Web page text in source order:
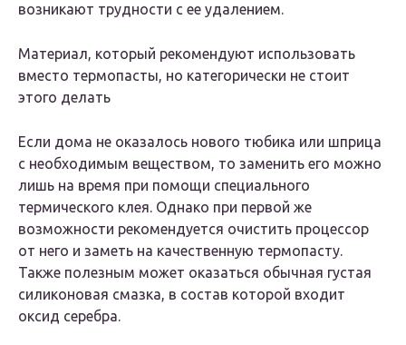
возникают трудности с ее удалением.
Материал, который рекомендуют использовать
вместо термопасты, но категорически не стоит
этого делать
Если дома не оказалось нового тюбика или шприца
с необходимым веществом, то заменить его можно
лишь на время при помощи специального
термического клея. Однако при первой же
возможности рекомендуется очистить процессор
от него и заметь на качественную термопасту.
Также полезным может оказаться обычная густая
силиконовая смазка, в состав которой входит
оксид серебра.